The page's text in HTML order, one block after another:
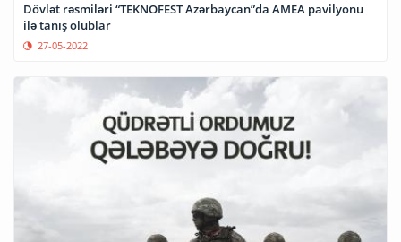
Dövlət rəsmiləri “TEKNOFEST Azərbaycan”da AMEA pavilyonu
ilə tanış olublar
27-05-2022